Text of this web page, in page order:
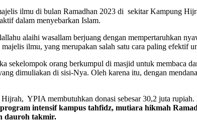
ilmu di bulan Ramadhan 2023 di sekitar Kampung
dalam menyebarkan Islam.
alaihi wasallam berjuang dengan mempertaruhkan
ilmu, yang merupakan salah satu cara paling efektif
sekelompok orang berkumpul di masjid untuk membaca
dimuliakan di sisi-Nya. Oleh karena itu, dengan
YPIA membutuhkan donasi sebesar 30,2 juta
intensif kampus tahfidz, mutiara hikmah
dauroh takmir.